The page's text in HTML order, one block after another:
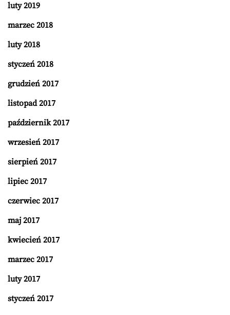
luty 2019
marzec 2018
luty 2018
styczeń 2018
grudzień 2017
listopad 2017
październik 2017
wrzesień 2017
sierpień 2017
lipiec 2017
czerwiec 2017
maj 2017
kwiecień 2017
marzec 2017
luty 2017
styczeń 2017